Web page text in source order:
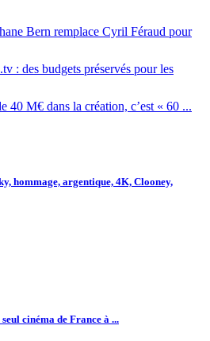
Bern remplace Cyril Féraud pour
: des budgets préservés pour les
40 M€ dans la création, c’est « 60 ...
hommage, argentique, 4K, Clooney,
cinéma de France à ...